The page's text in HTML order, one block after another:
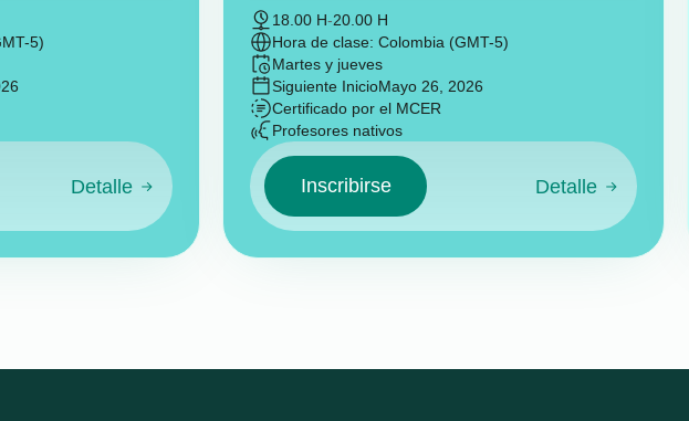
5)
Detalle
18.00 H-20.00 H
Hora de clase: Colombia (GMT-5)
Martes y jueves
Siguiente InicioMayo 26, 2026
Certificado por el MCER
Profesores nativos
Inscribirse Detalle